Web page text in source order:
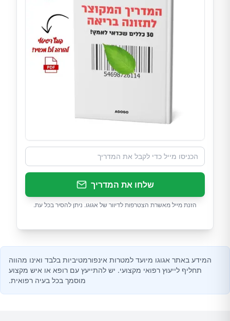
שלחו את המדריך
הזנת מייל מאשרת הצטרפות לדיוור של אגוגו. ניתן להסיר בכל עת.
המידע באתר אגוגו מיועד למטרות אינפורמטיביות בלבד ואינו מהווה
תחליף לייעוץ רפואי מקצועי. יש להתייעץ עם רופא או איש מקצוע
מוסמך בכל בעיה רפואית.